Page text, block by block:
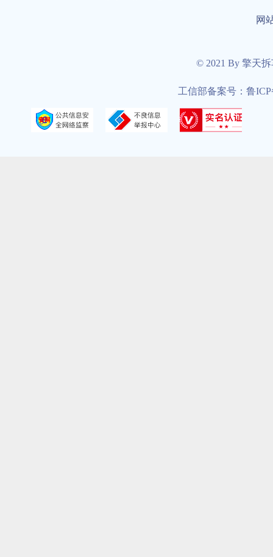
网
© 2021 By 擎天
工信部备案号：鲁